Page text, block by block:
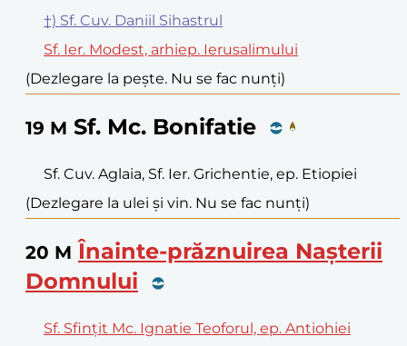
†) Sf. Cuv. Daniil Sihastrul
Sf. Ier. Modest, arhiep. Ierusalimului
(Dezlegare la pește. Nu se fac nunți)
19 M Sf. Mc. Bonifatie
Sf. Cuv. Aglaia, Sf. Ier. Grichentie, ep. Etiopiei
(Dezlegare la ulei și vin. Nu se fac nunți)
20 M Înainte-prăznuirea Nașterii
Domnului
Sf. Sfințit Mc. Ignatie Teoforul, ep. Antiohiei